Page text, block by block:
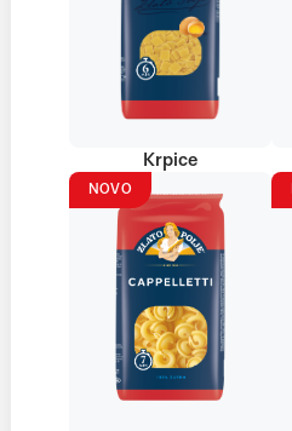
Krpice
NOVO